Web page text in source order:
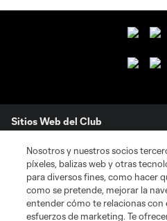
Sitios Web del Club
Club
Tickets
Nosotros y nuestros socios
píxeles, balizas web y otras
para diversos fines, como hacer
como se pretende, mejorar la
entender cómo te relacionas con
esfuerzos de marketing. Te